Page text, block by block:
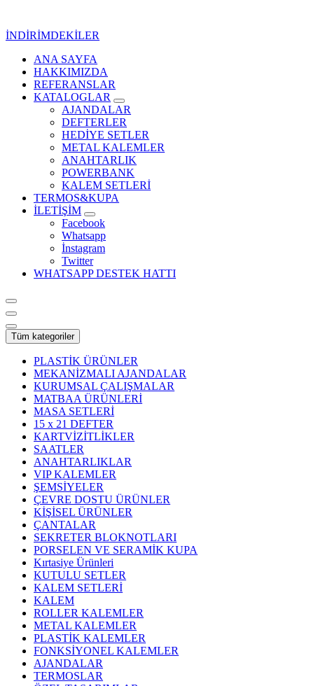
İNDİRİMDEKİLER
Kurumsal Promosyon-Hediyelik
ANA SAYFA
HAKKIMIZDA
REFERANSLAR
KATALOGLAR
AJANDALAR
DEFTERLER
HEDİYE SETLER
METAL KALEMLER
ANAHTARLIK
POWERBANK
KALEM SETLERİ
TERMOS&KUPA
İLETİŞİM
Facebook
Whatsapp
İnstagram
Twitter
WHATSAPP DESTEK HATTI
Tüm kategoriler
PLASTİK ÜRÜNLER
MEKANİZMALI AJANDALAR
KURUMSAL ÇALIŞMALAR
MATBAA ÜRÜNLERİ
MASA SETLERİ
15 x 21 DEFTER
KARTVİZİTLİKLER
SAATLER
ANAHTARLIKLAR
VIP KALEMLER
ŞEMSİYELER
ÇEVRE DOSTU ÜRÜNLER
KİŞİSEL ÜRÜNLER
ÇANTALAR
SEKRETER BLOKNOTLARI
PORSELEN VE SERAMİK KUPA
Kırtasiye Ürünleri
KUTULU SETLER
KALEM SETLERİ
KALEM
ROLLER KALEMLER
METAL KALEMLER
PLASTİK KALEMLER
FONKSİYONEL KALEMLER
AJANDALAR
TERMOSLAR